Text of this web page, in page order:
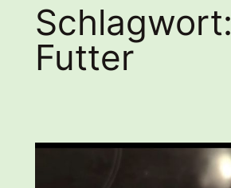
Schlagwort:
Futter